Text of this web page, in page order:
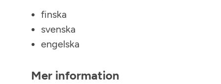
finska
svenska
engelska
Mer information